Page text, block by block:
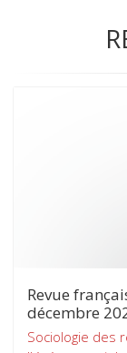
Revue
décembre
Sociologie des